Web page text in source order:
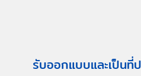
รับออกแบบและเป็นที่